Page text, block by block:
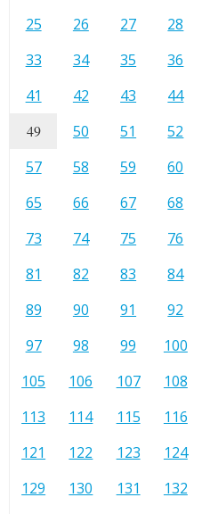
25
26 27 28
33
34 35 36
41
42 43 44
49 50 51 52
57
58 59 60
65
66 67 68
73
74 75 76
81
82 83 84
89
90 91 92
97
98 99 100
105
106 107 108
113
114 115 116
121
122 123 124
129
130 131 132